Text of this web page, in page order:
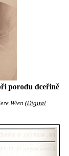
porodu dceřině
Wien (Digital